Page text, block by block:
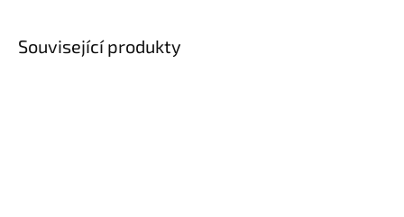
Související produkty